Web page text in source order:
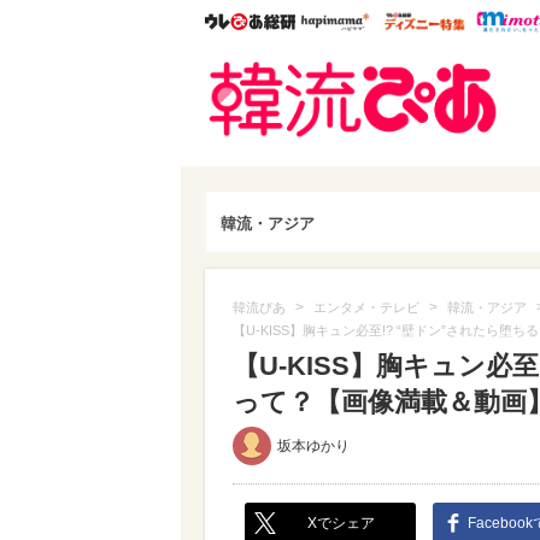
ウレぴあ総研ハピママ*
ウレぴ
韓流・アジア
韓流ぴあ > エンタメ・テレビ > 韓流・アジア
【U-KISS】胸キュン必至!? “壁ドン”されたら堕ち
【U-KISS】胸キュン必
って？【画像満載＆動画
坂本ゆかり
Xでシェア Facebook